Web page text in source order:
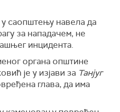
саопштењу навела да
за нападачем, не
инцидента.
органа општине
је у изјави за Танјуг
глава, да има